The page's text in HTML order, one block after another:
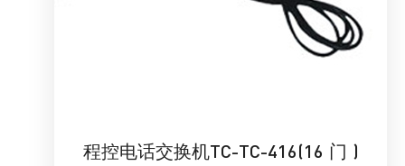
程控电话交换机TC-TC-416(16 门 )